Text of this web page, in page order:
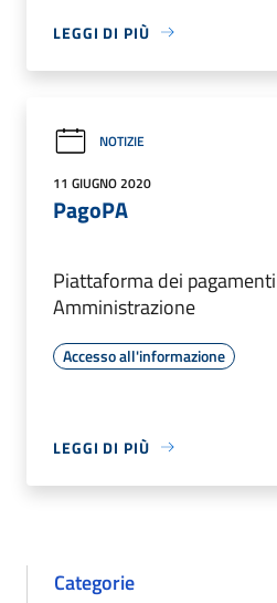
LEGGI DI PIÙ
NOTIZIE
11 GIUGNO 2020
PagoPA
Piattaforma dei
Amministrazione
Accesso all'informazione
LEGGI DI PIÙ
Categorie